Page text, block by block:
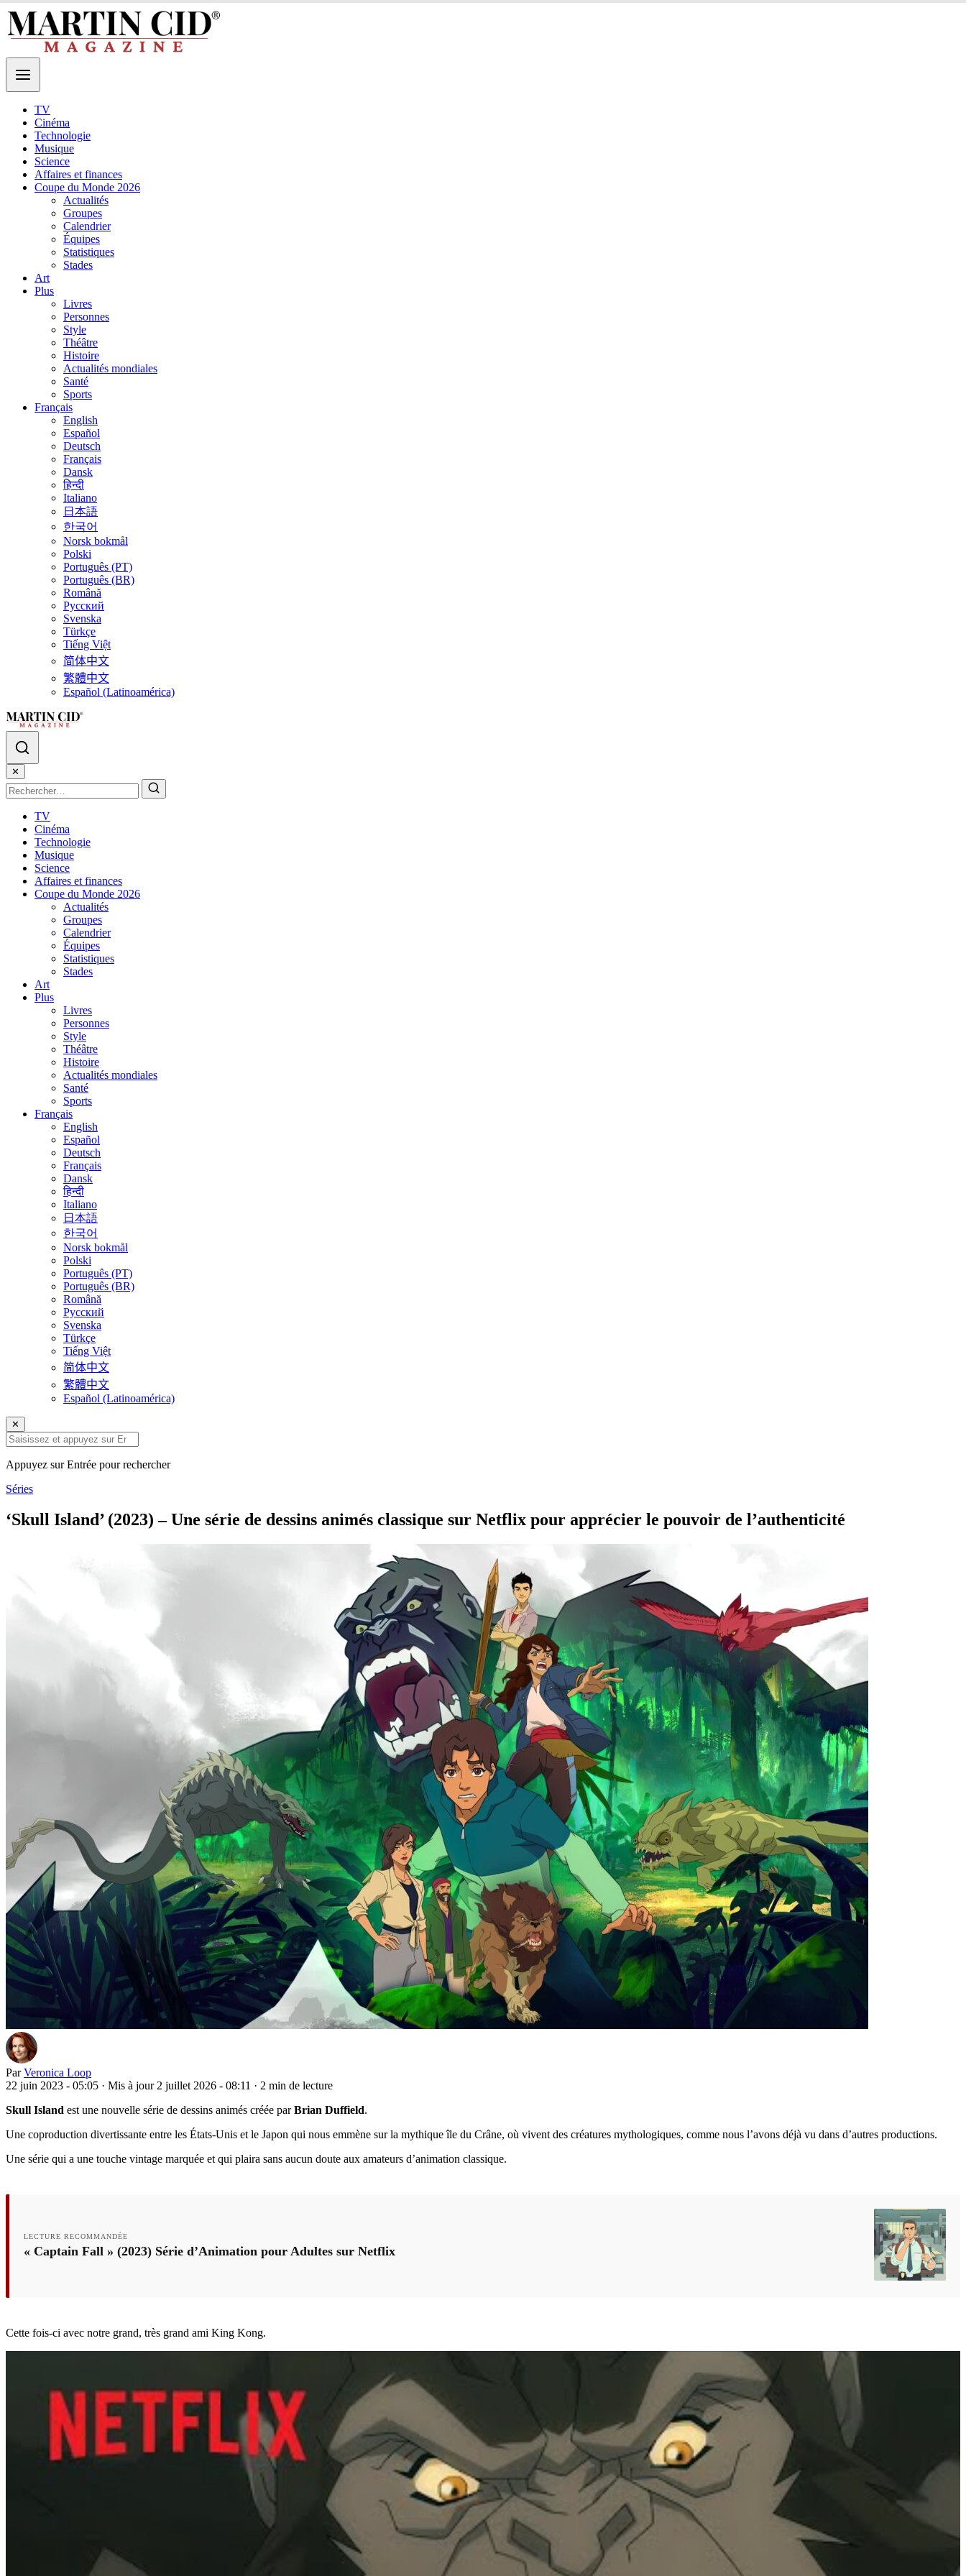
TV
Cinéma
Technologie
Musique
Science
Affaires et finances
Coupe du Monde 2026
Actualités
Groupes
Calendrier
Équipes
Statistiques
Stades
Art
Plus
Livres
Personnes
Style
Théâtre
Histoire
Actualités mondiales
Santé
Sports
Français
English
Español
Deutsch
Français
Dansk
हिन्दी
Italiano
日本語
한국어
Norsk bokmål
Polski
Português (PT)
Português (BR)
Română
Русский
Svenska
Türkçe
Tiếng Việt
简体中文
繁體中文
Español (Latinoamérica)
✕
TV
Cinéma
Technologie
Musique
Science
Affaires et finances
Coupe du Monde 2026
Actualités
Groupes
Calendrier
Équipes
Statistiques
Stades
Art
Plus
Livres
Personnes
Style
Théâtre
Histoire
Actualités mondiales
Santé
Sports
Français
English
Español
Deutsch
Français
Dansk
हिन्दी
Italiano
日本語
한국어
Norsk bokmål
Polski
Português (PT)
Português (BR)
Română
Русский
Svenska
Türkçe
Tiếng Việt
简体中文
繁體中文
Español (Latinoamérica)
✕
Appuyez sur Entrée pour rechercher
Séries
‘Skull Island’ (2023) – Une série de dessins animés classique sur Netflix pour apprécier le pouvoir de l’authenticité
Par Veronica Loop
22 juin 2023 - 05:05 · Mis à jour 2 juillet 2026 - 08:11 · 2 min de lecture
Skull Island est une nouvelle série de dessins animés créée parBrian Duffield.
Une coproduction divertissante entre les États-Unis et le Japon qui nous emmène sur la mythique île du Crâne, où vivent des créatures mythologiques, comme nous l’avons déjà vu dans d’autres productions.
Une série qui a une touche vintage marquée et qui plaira sans aucun doute aux amateurs d’animation classique.
LECTURE RECOMMANDÉE
« Captain Fall » (2023) Série d’Animation pour Adultes sur Netflix
Cette fois-ci avec notre grand, très grand ami King Kong.